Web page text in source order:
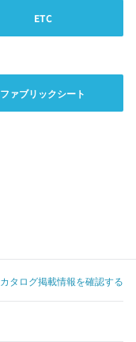
ETC
ファブリックシート
カタログ掲載情報を確認する